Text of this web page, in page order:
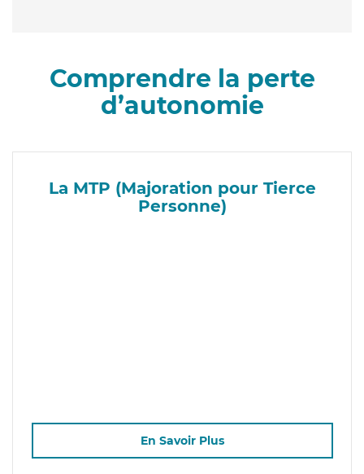
Comprendre la perte
d’autonomie
La MTP (Majoration pour Tierce
Personne)
En Savoir Plus